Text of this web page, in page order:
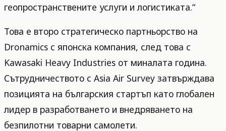
геопространствените услуги и логистиката.“
Това е второ стратегическо партньорство на
Dronamics с японска компания, след това с
Kawasaki Heavy Industries от миналата година.
Сътрудничеството с Asia Air Survey затвърждава
позицията на българския стартъп като глобален
лидер в разработването и внедряването на
безпилотни товарни самолети.